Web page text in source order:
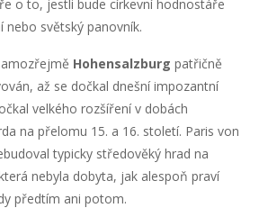
o to, jestli bude církevní hodnostáře
nebo světský panovník.
Hohensalzburg patřičně
až se dočkal dnešní impozantní
velkého rozšíření v dobách
na přelomu 15. a 16. století. Paris von
typicky středověký hrad na
nebyla dobyta, jak alespoň praví
předtím ani potom.